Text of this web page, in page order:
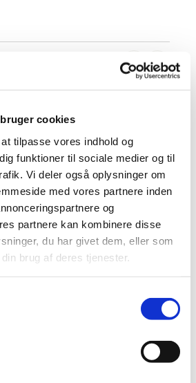
cookies
tilpasse vores indhold og
funktioner til sociale medier og til
Vi deler også oplysninger om
med vores partnere inden
og
partnere kan kombinere disse
du har givet dem, eller som
brug af deres tjenester.
mod astma og KOL har været i
har modtaget høringssvar fra 12
høring over nævnets 3.
for lægemidler mod astma og
har drøftet høringssvarene på sit
og vil fortsætte sine drøftelser på
af lægemidlers tilskud